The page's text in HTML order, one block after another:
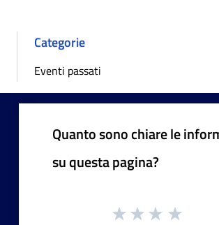
Categorie
Eventi passati
Quanto sono chiare le
su questa pagina?